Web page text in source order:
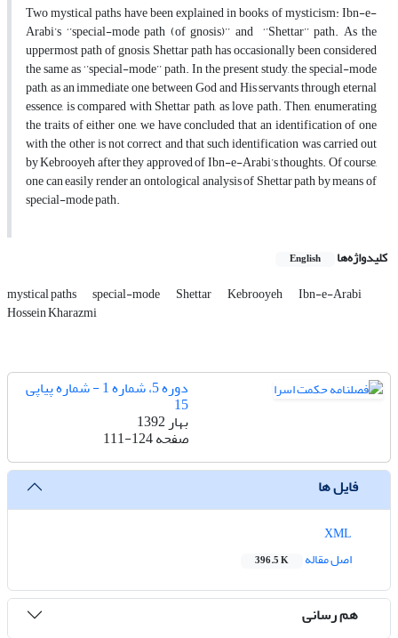
Two mystical paths have been explained in books of mysticism: Ibn-e-
Arabi’s ‘’special-mode path (of gnosis)’’ and ‘’Shettar’’ path. As the
uppermost path of gnosis, Shettar path has occasionally been considered
the same as ‘’special-mode’’ path. In the present study, the special-mode
path, as an immediate one between God and His servants through eternal
essence, is compared with Shettar path, as love path. Then, enumerating
the traits of either one, we have concluded that an identification of one
with the other is not correct and that such identification was carried out
by Kebrooyeh after they approved of Ibn-e-Arabi’s thoughts. Of course,
one can easily render an ontological analysis of Shettar path by means of
special-mode path.
کلیدواژه‌ها English
mystical paths special-mode Shettar Kebrooyeh Ibn-e-Arabi
Hossein Kharazmi
دوره 5، شماره 1 - شماره پیاپی
15
بهار 1392
صفحه111-124
فایل ها
اصل مقاله
396.5 K
هم رسانی